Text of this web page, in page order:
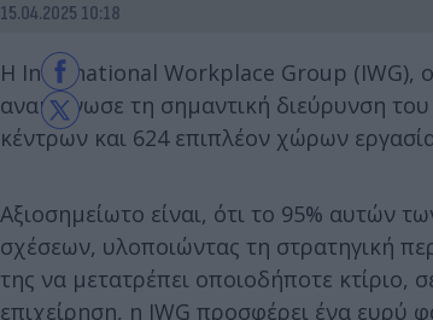
15.04.2025 10:18
Η International Workplace Group (IWG),
ανακοίνωσε τη σημαντική διεύρυνση
κέντρων και 624 επιπλέον χώρων
Αξιοσημείωτο είναι, ότι το 95% αυτών
σχέσεων, υλοποιώντας τη στρατηγική
της να μετατρέπει οποιοδήποτε κτίριο,
επιχείρηση, η IWG προσφέρει ένα